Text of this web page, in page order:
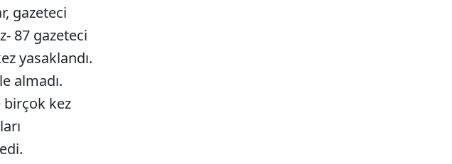
gazeteci
87 gazeteci
yasaklandı.
almadı.
birçok kez